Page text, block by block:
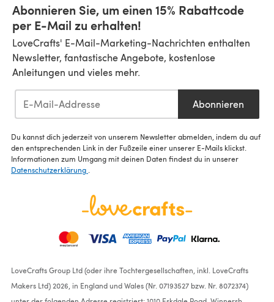
Abonnieren Sie, um einen 15% Rabattcode
per E-Mail zu erhalten!
LoveCrafts' E-Mail-Marketing-Nachrichten enthalten
Newsletter, fantastische Angebote, kostenlose
Anleitungen und vieles mehr.
Abonnieren
Du kannst dich jederzeit von unserem Newsletter abmelden, indem du auf
den entsprechenden Link in der Fußzeile einer unserer E-Mails klickst.
Informationen zum Umgang mit deinen Daten findest du in unserer
Datenschutzerklärung
LoveCrafts Group Ltd (oder ihre Tochtergesellschaften, inkl. LoveCrafts
Makers Ltd) 2026, in England und Wales (Nr. 07193527 bzw. Nr. 8072374)